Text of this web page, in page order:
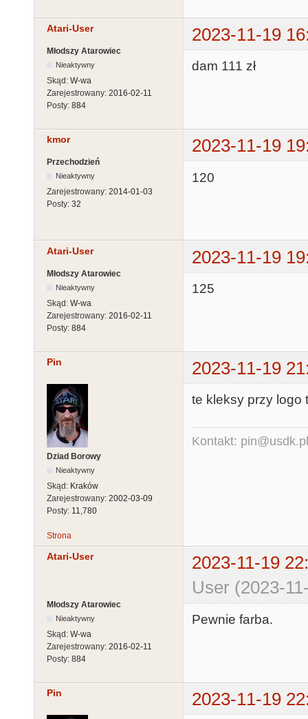
Atari-User 2023-11-19
Młodszy Atarowiec
Nieaktywny
Skąd: W-wa
Zarejestrowany: 2016-02-11
Posty: 884
dam 111 zł
kmor 2023-11-19
Przechodzień
Nieaktywny
Zarejestrowany: 2014-01-03
Posty: 32
120
Atari-User 2023-11-19
Młodszy Atarowiec
Nieaktywny
Skąd: W-wa
Zarejestrowany: 2016-02-11
Posty: 884
125
Pin 2023-11-19
Dziad Borowy
Nieaktywny
Skąd: Kraków
Zarejestrowany: 2002-03-09
Posty: 11,780
te kleksy przy logo
Kontakt: pin@usdk.pl
Strona
Atari-User
2023-11-19
User (2023-
Młodszy Atarowiec
Nieaktywny
Skąd: W-wa
Zarejestrowany: 2016-02-11
Posty: 884
Pewnie farba.
Pin 2023-11-19